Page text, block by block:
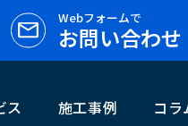
ス 施工事例 コラ
Webフォームで
お問い合わせ